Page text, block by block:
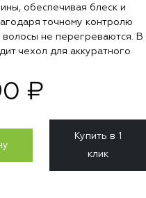
обеспечивая блеск и
точному контролю
не перегреваются. В
чехол для аккуратного
₽
Купить в 1
клик